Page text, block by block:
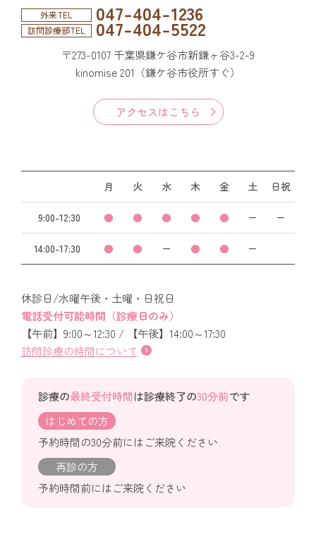
外来TEL 047-404-1236
訪問診療部TEL 047-404-5522
〒273-0107 千葉県鎌ケ谷市新鎌ヶ谷3-2-9
kinomise 201（鎌ケ谷市役所すぐ）
アクセスはこちら
月 火 水 木 金 土 日祝
9:00-12:30 ● ● ● ● ● ー ー
14:00-17:30 ● ● ー ● ● ー
休診日/水曜午後・土曜・日祝日
電話受付可能時間（診療日のみ）
【午前】9:00～12:30 / 【午後】14:00～17:30
訪問診療の時間について
診療の最終受付時間は診療終了の30分前です
はじめての方
予約時間の30分前にはご来院ください
再診の方
予約時間前にはご来院ください